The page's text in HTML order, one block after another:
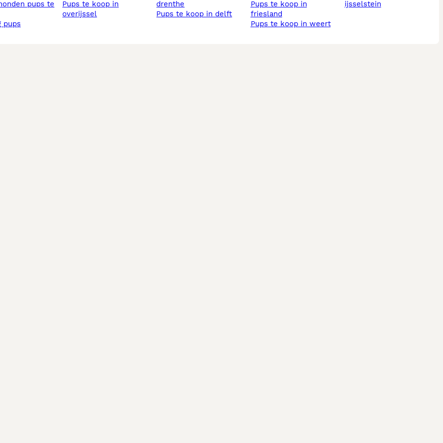
pups
pups te koop in
overijssel
drenthe
pups te koop in delft
pups te koop in
friesland
pups te koop in weert
ijsselstein